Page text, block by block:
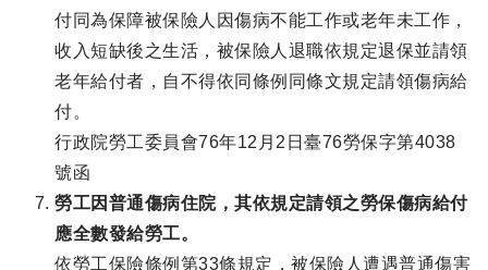
付同為保障被保險人因傷病不能工作或老年未工作，
收入短缺後之生活，被保險人退職依規定退保並請領
老年給付者，自不得依同條例同條文規定請領傷病給
付。
行政院勞工委員會76年12月2日臺76勞保字第4038
號函
勞工因普通傷病住院，其依規定請領之勞保傷病給付
應全數發給勞工。
依勞工保險條例第33條規定，被保險人遭遇普通傷害